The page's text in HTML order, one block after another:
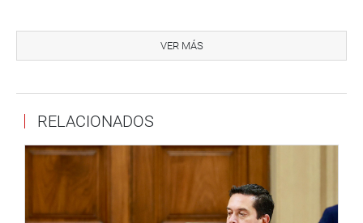
6445/2023CR, de autoría del congresista Alex Paredes
Gonzales (BMCN); el 6464/2023-CR, de Wilson Quispe
CR, de Waledmar Cerrón Rojas (PL ); y 7811/2023CR, de
En el dictamen se propone principalmente una ley que
autorice el nombramiento excepcional de docentes, en el
marco del concurso de ingreso a la Carrera Pública
VER MÁS
RELACIONADOS